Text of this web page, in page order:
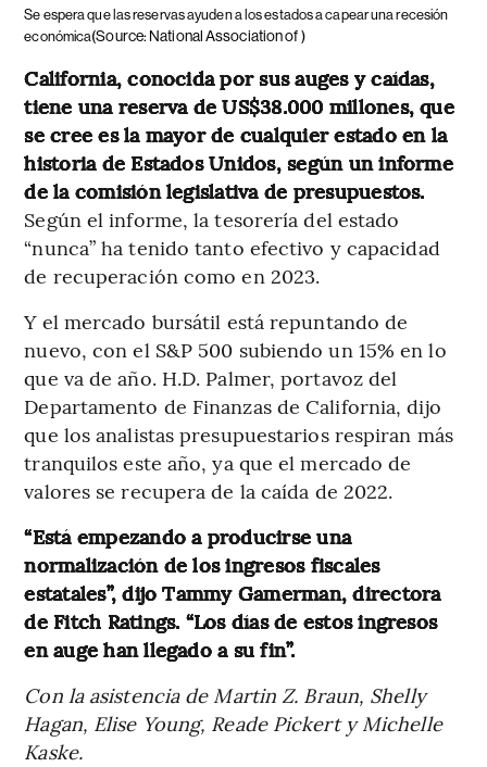
Se espera que las reservas ayuden a los estados a capear una recesión
económica(Source: National Association of )
California, conocida por sus auges y caídas,
tiene una reserva de US$38.000 millones, que
se cree es la mayor de cualquier estado en la
historia de Estados Unidos, según un informe
de la comisión legislativa de presupuestos.
Según el informe, la tesorería del estado
“nunca” ha tenido tanto efectivo y capacidad
de recuperación como en 2023.
Y el mercado bursátil está repuntando de
nuevo, con el S&P 500 subiendo un 15% en lo
que va de año. H.D. Palmer, portavoz del
Departamento de Finanzas de California, dijo
que los analistas presupuestarios respiran más
tranquilos este año, ya que el mercado de
valores se recupera de la caída de 2022.
“Está empezando a producirse una
normalización de los ingresos fiscales
estatales”, dijo Tammy Gamerman, directora
de Fitch Ratings. “Los días de estos ingresos
en auge han llegado a su fin”.
Con la asistencia de Martin Z. Braun, Shelly
Hagan, Elise Young, Reade Pickert y Michelle
Kaske.